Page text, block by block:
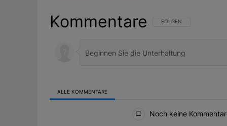
Kommentare FOLGE DIESER
FOLGEN
ALLE KOMMENTARE
Noch keine